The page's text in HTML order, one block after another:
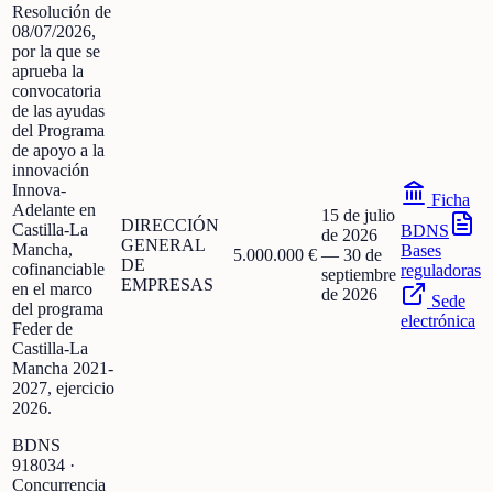
Resolución de
08/07/2026,
por la que se
aprueba la
convocatoria
de las ayudas
del Programa
de apoyo a la
innovación
Innova-
Adelante en
Castilla-La
Mancha,
cofinanciable
en el marco
del programa
Feder de
Castilla-La
Mancha 2021-
2027, ejercicio
2026.
BDNS
918034 ·
Concurrencia
DIRECCIÓN
GENERAL
DE
EMPRESAS
5.000.000 €
15 de julio
de 2026
— 30 de
septiembre
de 2026
Ficha
BDNS
Bases
reguladoras
Sede
electrónica